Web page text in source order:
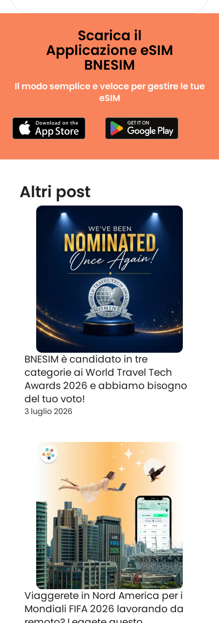
Scarica il
Applicazione eSIM
BNESIM
Il modo semplice e veloce per gestire le tue
eSIM
Altri post
BNESIM è candidato in tre
categorie ai World Travel Tech
Awards 2026 e abbiamo bisogno
del tuo voto!
3 luglio 2026
Viaggerete in Nord America per i
Mondiali FIFA 2026 lavorando da